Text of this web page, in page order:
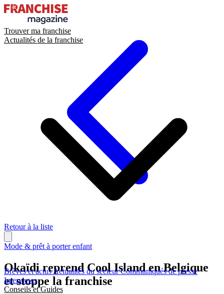
Trouver ma franchise
Actualités de la franchise
Brèves et actusActualités du secteurCommuniqués de presse
Interviews
Conseils et Guides
Retour à la liste
Mode & prêt à porter enfant
Okaïdi reprend Cool Island en Belgique
et stoppe la franchise